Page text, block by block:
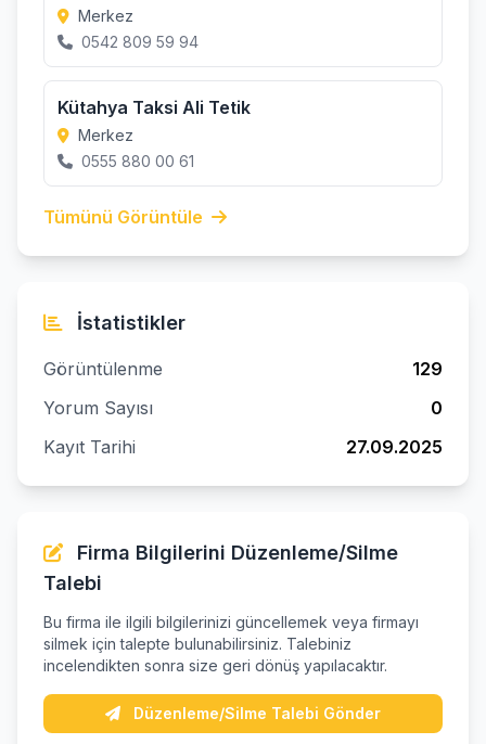
Merkez
0542 809 59 94
Kütahya Taksi Ali Tetik
Merkez
0555 880 00 61
Tümünü Görüntüle
İstatistikler
Görüntülenme
129
Yorum Sayısı
0
Kayıt Tarihi
27.09.2025
Firma Bilgilerini Düzenleme/Silme
Talebi
Bu firma ile ilgili bilgilerinizi güncellemek veya firmayı
silmek için talepte bulunabilirsiniz. Talebiniz
incelendikten sonra size geri dönüş yapılacaktır.
Düzenleme/Silme Talebi Gönder